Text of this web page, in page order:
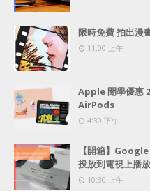
限時免費 拍出漫
11:00 上午
Apple 開學優惠
AirPods
4:30 下午
【開箱】
投放到電視上播放
10:30 上午